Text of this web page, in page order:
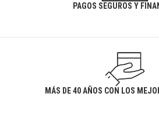
PAGOS SEGUROS Y
MÁS DE 40 AÑOS CON LOS